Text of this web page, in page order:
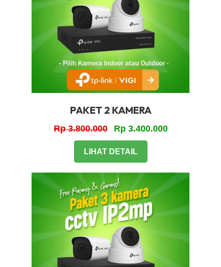
PAKET 2 KAMERA
Rp 3.800.000 Rp 3.400.000
LIHAT DETAIL